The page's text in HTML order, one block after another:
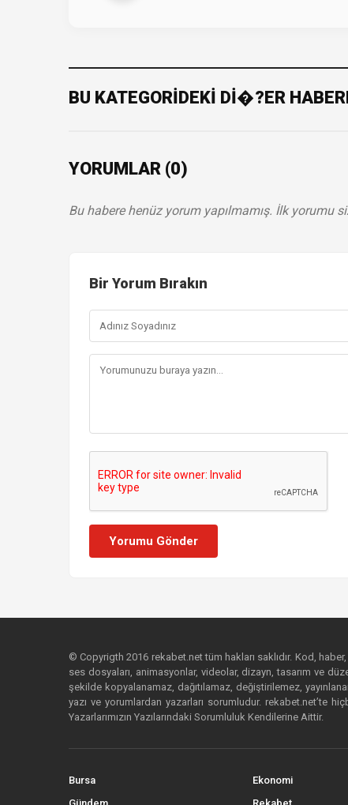
BU KATEGORİDEKİ Dİ�?ER
YORUMLAR (0)
Bu habere henüz yorum yapılmamış. İlk yorumu
Bir Yorum Bırakın
Yorumu Gönder
© Copyrigth 2016 rekabet.net tüm hakları saklıdır. Kod,
ses dosyaları, animasyonlar, videolar, dizayn, tasarım ve
şekilde kopyalanamaz, dağıtılamaz, değiştirilemez,
yazı ve yorumlardan yazarları sorumludur. rekabet.net’te
Yazarlarımızın Yazılarındaki Sorumluluk Kendilerine Aittir.
Bursa
Ekonomi